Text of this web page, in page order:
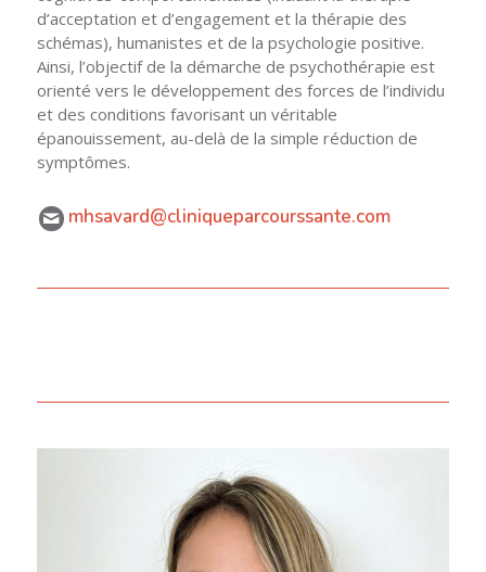
d’acceptation et d’engagement et la thérapie des
schémas), humanistes et de la psychologie positive.
Ainsi, l’objectif de la démarche de psychothérapie est
orienté vers le développement des forces de l’individu
et des conditions favorisant un véritable
épanouissement, au-delà de la simple réduction de
symptômes.
mhsavard@cliniqueparcourssante.com